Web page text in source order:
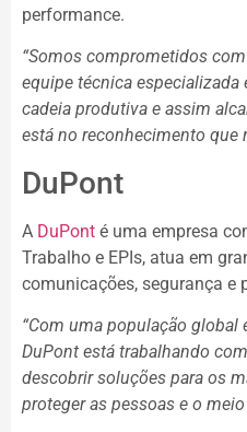
performance.
“Somos comprometidos
equipe técnica especializada
cadeia produtiva e assim
está no reconhecimento que
DuPont
A DuPont é uma empresa
Trabalho e EPIs, atua em
comunicações, segurança e
“Com uma população global
DuPont está trabalhando
descobrir soluções para os
proteger as pessoas e o